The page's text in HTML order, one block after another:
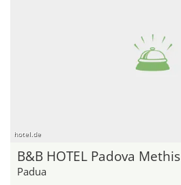
hotel.de
B&B HOTEL Padova Methis
Padua